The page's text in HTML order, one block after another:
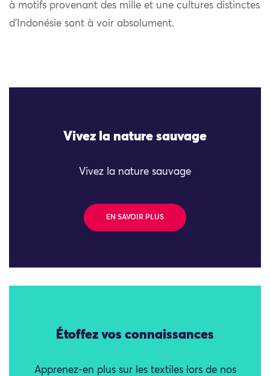
à motifs provenant des mille et une cultures distinctes
d’Indonésie sont à voir absolument.
Vivez la nature sauvage
Vivez la nature sauvage
EN SAVOIR PLUS
Étoffez vos connaissances
Apprenez-en plus sur les textiles lors de nos